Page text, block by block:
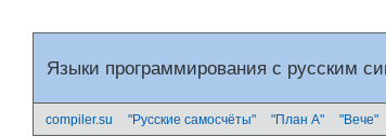
Языки программирования с русским
compiler.su "Русские самосчёты" "План А" "Вече"